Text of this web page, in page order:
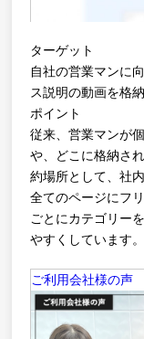
ターゲット
自社の営業マンに
ス説明の動画を格
ポイント
従来、営業マンが
や、どこに格納さ
約場所として、社
全てのページにフ
ごとにカテゴリー
やすくしています。
ご利用会社様の声